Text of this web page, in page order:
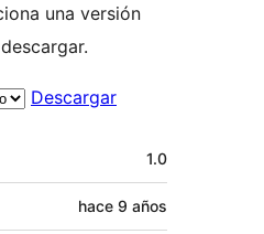
una versión
Descargar
1.0
hace 9 años